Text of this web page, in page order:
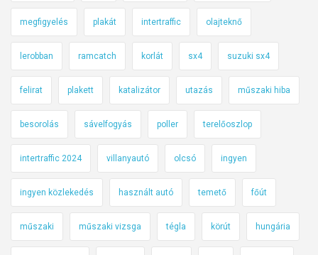
megfigyelés plakát intertraffic olajteknő
lerobban ramcatch korlát sx4 suzuki sx4
felirat plakett katalizátor utazás műszaki hiba
besorolás sávelfogyás poller terelőoszlop
intertraffic 2024 villanyautó olcsó ingyen
ingyen közlekedés használt autó temető főút
műszaki műszaki vizsga tégla körút hungária